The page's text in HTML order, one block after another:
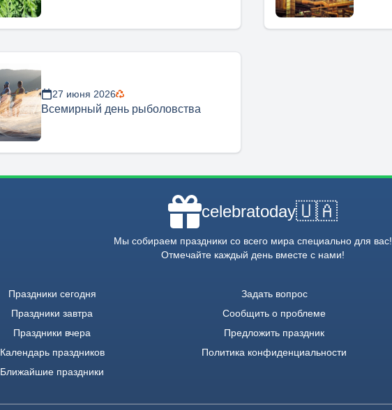
27 июня 2026
Всемирный день рыболовства
celebratoday🇺🇦
Мы собираем праздники со всего мира специально для вас!
Отмечайте каждый день вместе с нами!
Праздники сегодня
Праздники завтра
Праздники вчера
Календарь праздников
Ближайшие праздники
Задать вопрос
Сообщить о проблеме
Предложить праздник
Политика конфиденциальности